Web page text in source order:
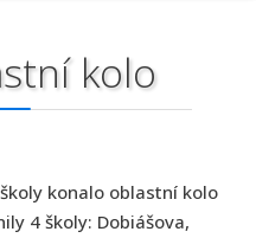
kolo
konalo oblastní kolo
4 školy: Dobiášova,